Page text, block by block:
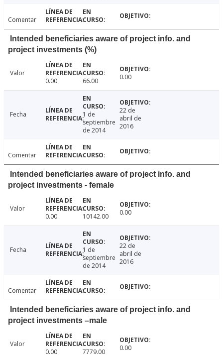
Comentar
Intended beneficiaries aware of project info. and
project investments (%)
Valor
0.00
66.00 0.00
Fecha
1 de
septiembre
de 2014
22 de
abril de
2016
Comentar
Intended beneficiaries aware of project info. and
project investments - female
Valor
0.00
10142.00 0.00
Fecha
1 de
septiembre
de 2014
22 de
abril de
2016
Comentar
Intended beneficiaries aware of project info. and
project investments –male
Valor
0.00
7779.00 0.00